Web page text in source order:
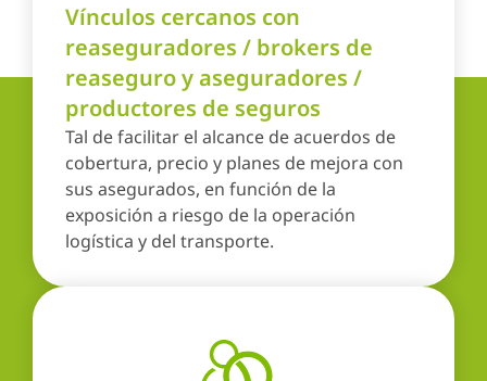
Vínculos cercanos con
reaseguradores / brokers de
reaseguro y aseguradores /
productores de seguros
Tal de facilitar el alcance de acuerdos de
cobertura, precio y planes de mejora con
sus asegurados, en función de la
exposición a riesgo de la operación
logística y del transporte.